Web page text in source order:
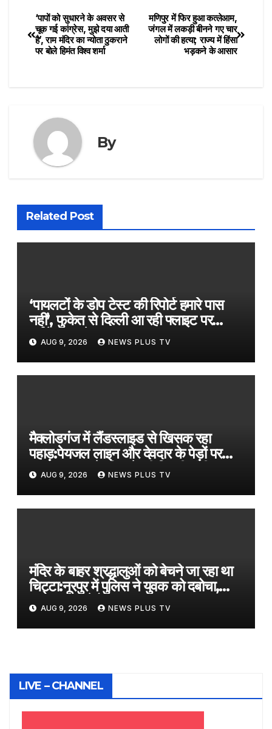
मणिपुर में फिर हुआ कत्लेआम,
जंगल में लकड़ी बीनने गए चार
लोगों की हत्या; राज्य में हिंसा
भड़कने के आसार
‘पापों को सुधारने के अवसर से
चूक गई कांग्रेस, मुझे दया आती
है’, राम मंदिर का न्योता ठुकराने
पर बोले हिमंत विश्व शर्मा
By
Related Post
‘पायलटों के डोप टेस्ट की रिपोर्ट हमारे पास
नहीं’, फुकेत से दिल्ली आ रही फ्लाइट पर
टर्बुलेंस मामले पर Air India​on August
9, 2026 at 7:41 am
AUG 9, 2026 NEWS PLUS TV
मैक्लोडगंज में लैंडस्लाइड से खिसक रहा
पहाड़:पेयजल लाइन और देवदार के पेड़ों पर
खतरा; सड़क के किनारे की मिट्टी धंसी
AUG 9, 2026 NEWS PLUS TV
मंदिर के बाहर श्रद्धालुओं को बेचने जा रहा था
चिट्टा:नूरपुर में पुलिस ने युवक को दबोचा,
2.86 ग्राम हेरोइन बरामद
AUG 9, 2026 NEWS PLUS TV
LIVE – CHANNEL